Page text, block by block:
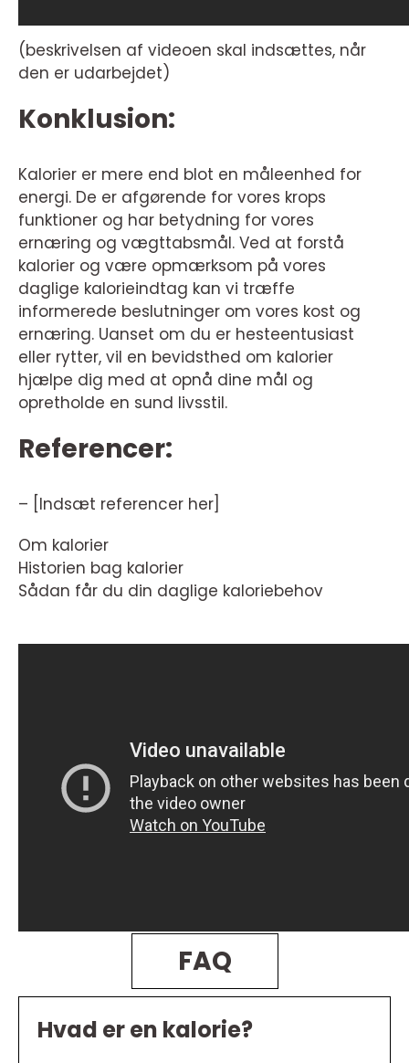
(beskrivelsen af videoen skal indsættes, når
den er udarbejdet)
Konklusion:
Kalorier er mere end blot en måleenhed for
energi. De er afgørende for vores krops
funktioner og har betydning for vores
ernæring og vægttabsmål. Ved at forstå
kalorier og være opmærksom på vores
daglige kalorieindtag kan vi træffe
informerede beslutninger om vores kost og
ernæring. Uanset om du er hesteentusiast
eller rytter, vil en bevidsthed om kalorier
hjælpe dig med at opnå dine mål og
opretholde en sund livsstil.
Referencer:
– [Indsæt referencer her]
Om kalorier
Historien bag kalorier
Sådan får du din daglige kaloriebehov
FAQ
Hvad er en kalorie?